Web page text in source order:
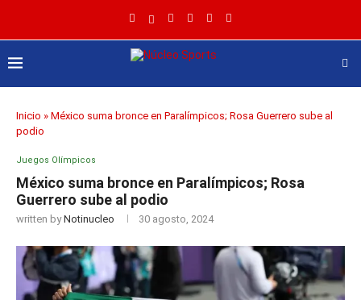
Inicio » México suma bronce en Paralímpicos; Rosa Guerrero sube al
podio
Juegos Olímpicos
México suma bronce en Paralímpicos; Rosa
Guerrero sube al podio
written byNotinucleo 30 agosto, 2024